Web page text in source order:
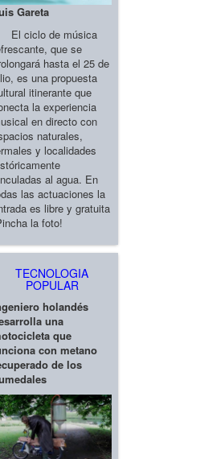
Gareta
El ciclo de música
que se
hasta el 25 de
es una propuesta
itinerante que
la experiencia
en directo con
naturales,
y localidades
al agua. En
las actuaciones la
es libre y gratuita
la foto!
TECNOLOGIA
POPULAR
holandés
una
que
con metano
de los